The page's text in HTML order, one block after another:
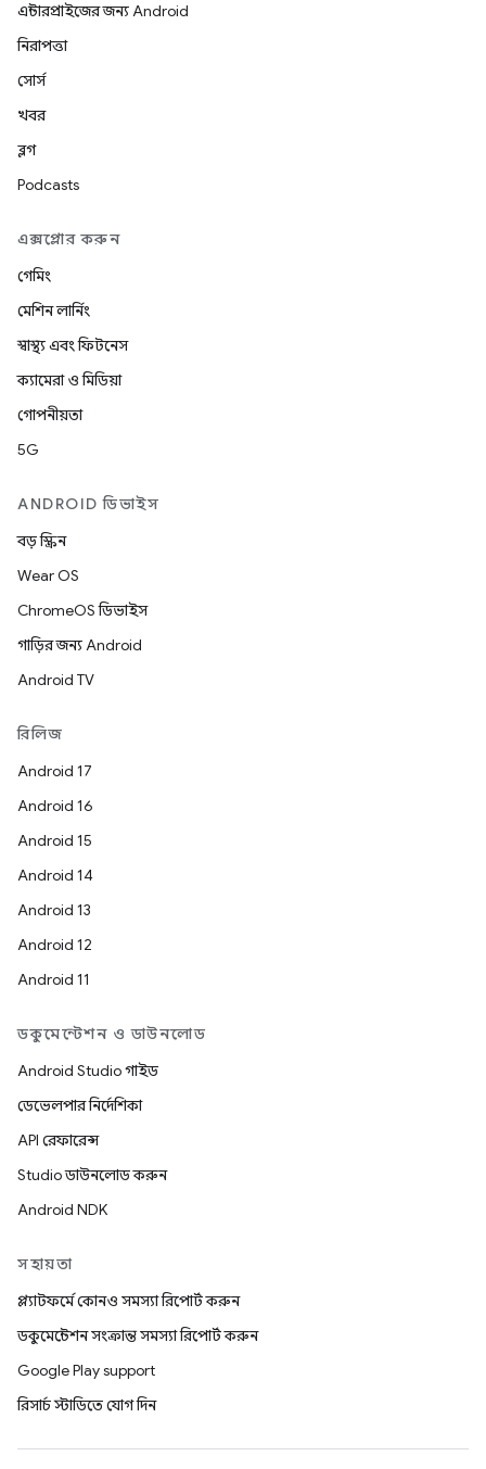
এন্টারপ্রাইজের জন্য Android
নিরাপত্তা
সোর্স
খবর
ব্লগ
Podcasts
এক্সপ্লোর করুন
গেমিং
মেশিন লার্নিং
স্বাস্থ্য এবং ফিটনেস
ক্যামেরা ও মিডিয়া
গোপনীয়তা
5G
ANDROID ডিভাইস
বড় স্ক্রিন
Wear OS
ChromeOS ডিভাইস
গাড়ির জন্য Android
Android TV
রিলিজ
Android 17
Android 16
Android 15
Android 14
Android 13
Android 12
Android 11
ডকুমেন্টেশন ও ডাউনলোড
Android Studio গাইড
ডেভেলপার নির্দেশিকা
API রেফারেন্স
Studio ডাউনলোড করুন
Android NDK
সহায়তা
প্ল্যাটফর্মে কোনও সমস্যা রিপোর্ট করুন
ডকুমেন্টেশন সংক্রান্ত সমস্যা রিপোর্ট করুন
Google Play support
রিসার্চ স্টাডিতে যোগ দিন